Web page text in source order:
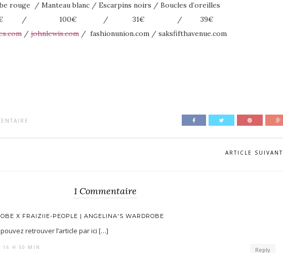
rouge / Manteau blanc / Escarpins noirs / Boucles d’oreilles
/ 100€ / 31€ / 39€
/johnlewis.com/ fashionunion.com / saksfifthavenue.com
ARTICLE SUIVANT
1 Commentaire
X FRAIZIIE-PEOPLE | ANGELINA'S WARDROBE
retrouver l’article par ici […]
16 H 50 MIN Reply